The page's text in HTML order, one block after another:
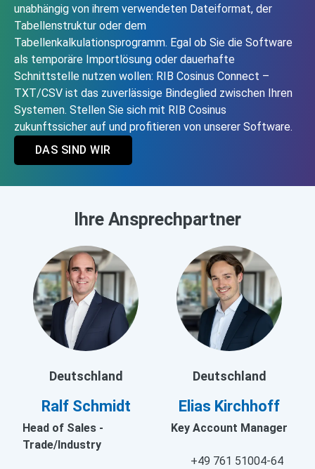
unabhängig von ihrem verwendeten Dateiformat, der
Tabellenstruktur oder dem
Tabellenkalkulationsprogramm. Egal ob Sie die Software
als temporäre Importlösung oder dauerhafte
Schnittstelle nutzen wollen: RIB Cosinus Connect –
TXT/CSV ist das zuverlässige Bindeglied zwischen Ihren
Systemen. Stellen Sie sich mit RIB Cosinus
zukunftssicher auf und profitieren von unserer Software.
DAS SIND WIR
Ihre Ansprechpartner
Deutschland
Ralf Schmidt
Head of Sales -
Trade/Industry
Deutschland
Elias Kirchhoff
Key Account Manager
+49 761 51004-64